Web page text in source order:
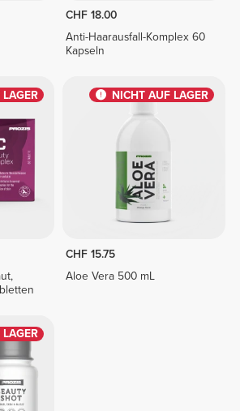
CHF 18.00
Anti-Haarausfall-Komplex 60
Kapseln
NICHT AUF LAGER
CHF 15.75
Aloe Vera 500 mL